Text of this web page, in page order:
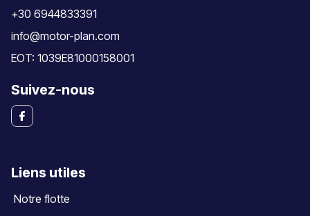
+30 6944833391
info@motor-plan.com
EOT: 1039E81000158001
Suivez-nous
Liens utiles
Notre flotte